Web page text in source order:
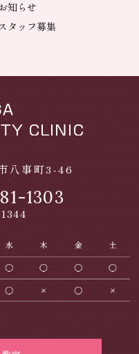
お知らせ
スタッフ募集
八事町3-46
1303